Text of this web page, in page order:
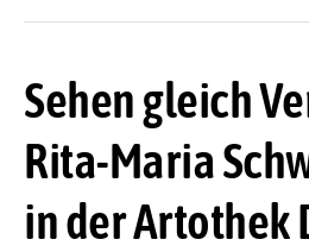
Sehen gleich
Rita-Maria
in der Artothek